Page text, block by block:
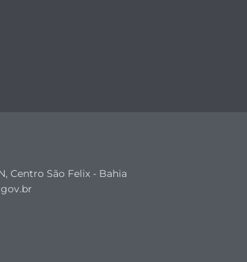
Centro São Felix - Bahia